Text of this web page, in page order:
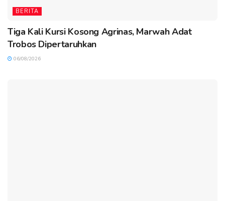
BERITA
Tiga Kali Kursi Kosong Agrinas, Marwah Adat
Trobos Dipertaruhkan
06/08/2026